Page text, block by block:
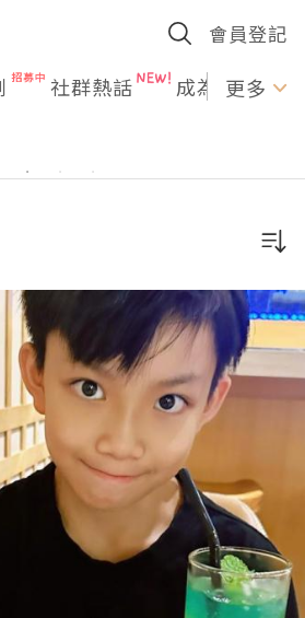
會員登記
社群熱話 成為U更多